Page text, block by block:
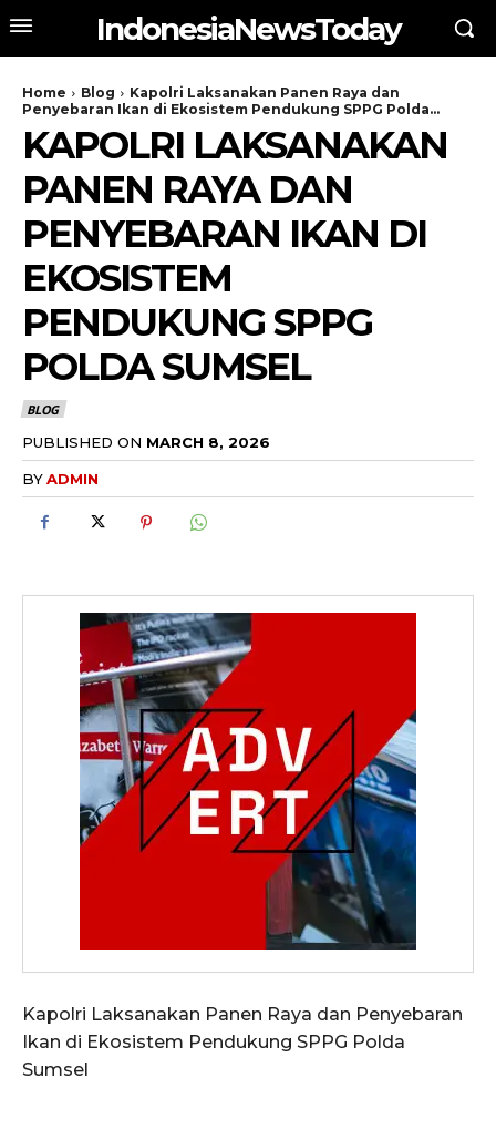
IndonesiaNewsToday
Home Blog
Kapolri Laksanakan Panen Raya dan
Penyebaran Ikan di Ekosistem Pendukung SPPG Polda...
KAPOLRI LAKSANAKAN
PANEN RAYA DAN
PENYEBARAN IKAN DI
EKOSISTEM
PENDUKUNG SPPG
POLDA SUMSEL
BLOG
PUBLISHED ON MARCH 8, 2026
BYADMIN
Kapolri Laksanakan Panen Raya dan Penyebaran
Ikan di Ekosistem Pendukung SPPG Polda
Sumsel